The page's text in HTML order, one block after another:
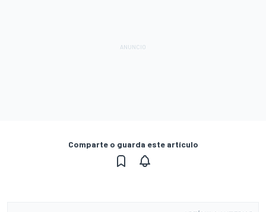
Comparte o guarda este artículo